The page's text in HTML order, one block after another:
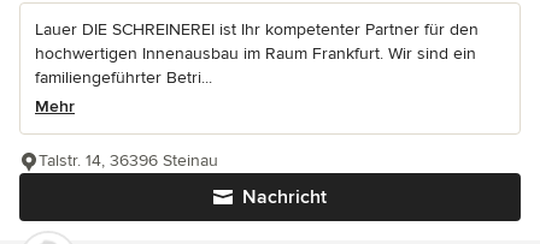
Lauer DIE SCHREINEREI ist Ihr kompetenter Partner für den
hochwertigen Innenausbau im Raum Frankfurt. Wir sind ein
familiengeführter Betri...
Mehr
Nachricht
Talstr. 14, 36396 Steinau